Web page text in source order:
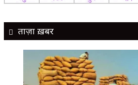
ताज़ा ख़बर